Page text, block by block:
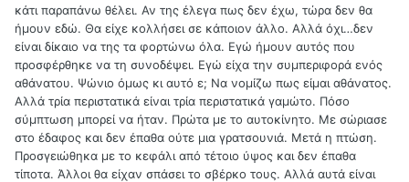
κάτι παραπάνω θέλει. Αν της έλεγα πως δεν έχω, τώρα δεν θα
ήμουν εδώ. Θα είχε κολλήσει σε κάποιον άλλο. Αλλά όχι…δεν
είναι δίκαιο να της τα φορτώνω όλα. Εγώ ήμουν αυτός που
προσφέρθηκε να τη συνοδέψει. Εγώ είχα την συμπεριφορά ενός
αθάνατου. Ψώνιο όμως κι αυτό ε; Να νομίζω πως είμαι αθάνατος.
Αλλά τρία περιστατικά είναι τρία περιστατικά γαμώτο. Πόσο
σύμπτωση μπορεί να ήταν. Πρώτα με το αυτοκίνητο. Με σώριασε
στο έδαφος και δεν έπαθα ούτε μια γρατσουνιά. Μετά η πτώση.
Προσγειώθηκα με το κεφάλι από τέτοιο ύψος και δεν έπαθα
τίποτα. Άλλοι θα είχαν σπάσει το σβέρκο τους. Αλλά αυτά είναι